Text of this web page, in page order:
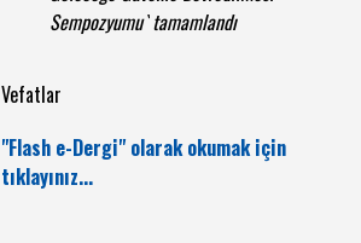
Sempozyumu` tamamlandı
Vefatlar
"Flash e-Dergi" olarak okumak için
tıklayınız...